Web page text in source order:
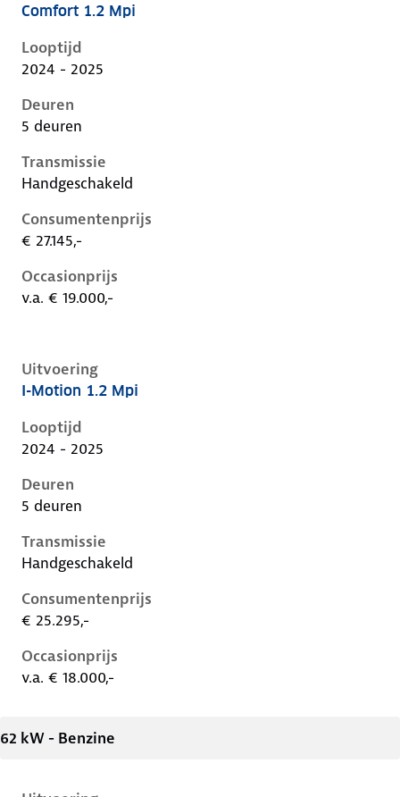
Hyundai I20 iii-1e-facelift, 1.2 mpi, 58 kW, Benzine, 5
Comfort 1.2 Mpi
Looptijd
2024 - 2025
Deuren
5 deuren
Transmissie
Handgeschakeld
Consumentenprijs
€ 27.145,-
Occasionprijs
v.a. € 19.000,-
Uitvoering
Hyundai I20 iii-1e-facelift, 1.2 mpi, 58 kW, Benzine, 5
I-Motion 1.2 Mpi
Looptijd
2024 - 2025
Deuren
5 deuren
Transmissie
Handgeschakeld
Consumentenprijs
€ 25.295,-
Occasionprijs
v.a. € 18.000,-
62 kW - Benzine